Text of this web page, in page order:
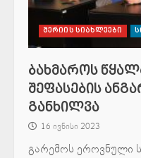
მერიის სიახლეები
ბახმაროს
შეფასების
განხილვა
16 ივნისი 2023
გარემოს ეროვნული